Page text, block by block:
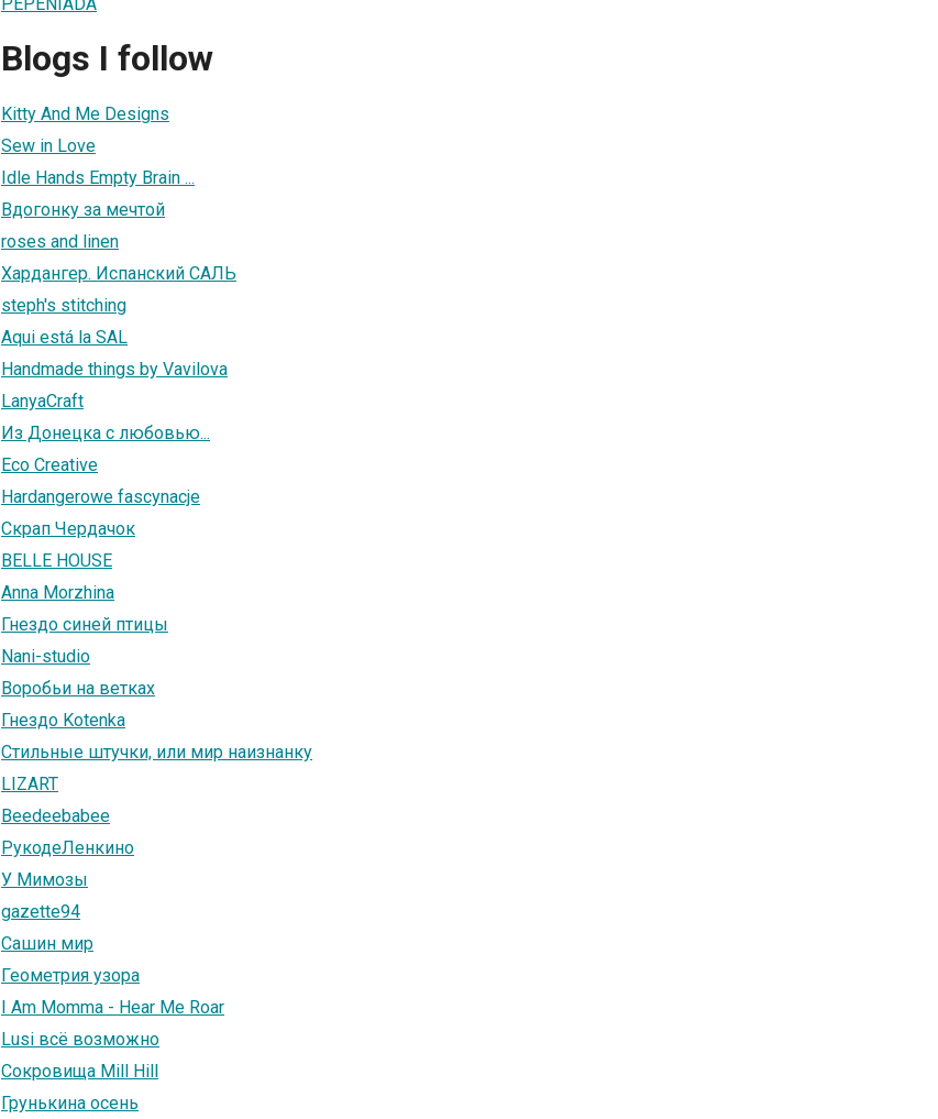
Blogs I follow
Kitty And Me Designs
Sew in Love
Idle Hands Empty Brain ...
Вдогонку за мечтой
roses and linen
Хардангер. Испанский САЛЬ
steph's stitching
Aqui está la SAL
Handmade things by Vavilova
LanyaCraft
Из Донецка с любовью...
Eco Creative
Hardangerowe fascynacje
Скрап Чердачок
BELLE HOUSE
Anna Morzhina
Гнездо синей птицы
Nani-studio
Воробьи на ветках
Гнездо Kotenka
Стильные штучки, или мир наизнанку
LIZART
Beedeebabee
РукодеЛенкино
У Мимозы
gazette94
Сашин мир
Геометрия узора
I Am Momma - Hear Me Roar
Lusi всё возможно
Сокровища Mill Hill
Грунькина осень